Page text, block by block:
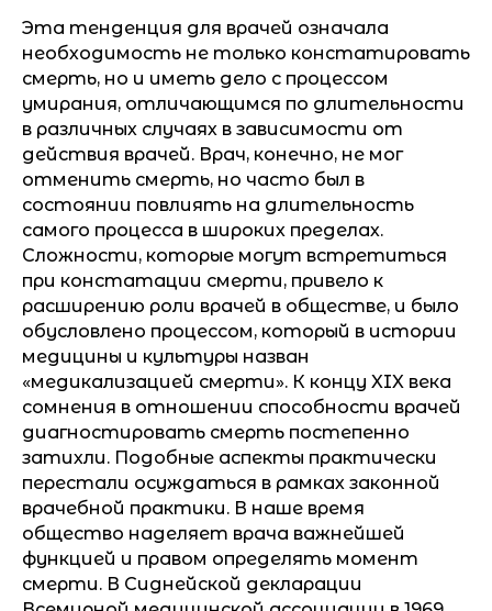
Эта тенденция для врачей означала
необходимость не только констатировать
смерть, но и иметь дело с процессом
умирания, отличающимся по длительности
в различных случаях в зависимости от
действия врачей. Врач, конечно, не мог
отменить смерть, но часто был в
состоянии повлиять на длительность
самого процесса в широких пределах.
Сложности, которые могут встретиться
при констатации смерти, привело к
расширению роли врачей в обществе, и было
обусловлено процессом, который в истории
медицины и культуры назван
«медикализацией смерти». К концу XIX века
сомнения в отношении способности врачей
диагностировать смерть постепенно
затихли. Подобные аспекты практически
перестали осуждаться в рамках законной
врачебной практики. В наше время
общество наделяет врача важнейшей
функцией и правом определять момент
смерти. В Сиднейской декларации